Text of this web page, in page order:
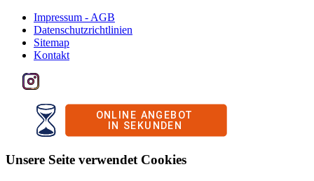
Impressum - AGB
Datenschutzrichtlinien
Sitemap
Kontakt
Unsere Seite verwendet Cookies